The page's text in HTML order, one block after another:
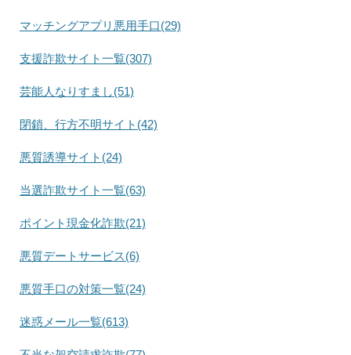
マッチングアプリ悪用手口(29)
支援詐欺サイト一覧(307)
芸能人なりすまし(51)
閉鎖、行方不明サイト(42)
悪質誘導サイト(24)
当選詐欺サイト一覧(63)
ポイント現金化詐欺(21)
悪質デートサービス(6)
悪質手口の対策一覧(24)
迷惑メール一覧(613)